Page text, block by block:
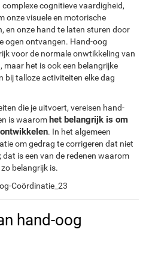
cognitieve vaardigheid,
onze visuele en motorische
en onze hand te laten sturen door
ogen ontvangen. Hand-oog
voor de normale onwtikkeling van
maar het is ook een belangrijke
bij talloze activiteiten elke dag
die je uitvoert, vereisen hand-
is waarom het belangrijk is om
. In het algemeen
om gedrag te corrigeren dat niet
is een van de redenen waarom
belangrijk is.
Coördinatie_23
hand-oog